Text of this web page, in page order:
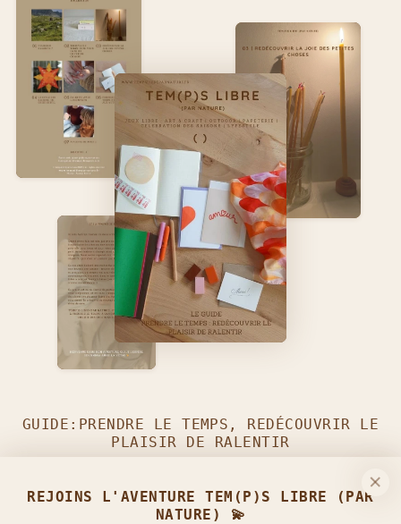
GUIDE:PRENDRE LE TEMPS, REDÉCOUVRIR LE
PLAISIR DE RALENTIR
COMMUNAUTÉ TEM(P)S LIBRE (PAR NATURE) :)
REJOINS L'AVENTURE TEM(P)S LIBRE (PAR
NATURE) 💫